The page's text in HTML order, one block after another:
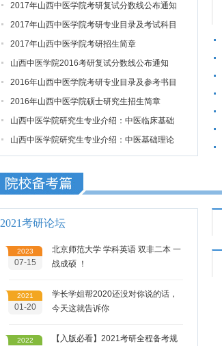
2017年山西中医学院考研复试分数线公布通知
2017年山西中医学院考研专业目录及考试科目
2017年山西中医学院考研招生简章
山西中医学院2016考研复试分数线公布通知
2016年山西中医学院考研专业目录及参考书目
2016年山西中医学院硕士研究生招生简章
山西中医学院研究生专业介绍：中医临床基础
山西中医学院研究生专业介绍：中医基础理论
2021考研论坛
2023
07-15
北京师范大学 学科英语 双非二本 一
战成硕 ！
2021
01-20
学长学姐帮2020还没对你说的话，
今天这就告诉你
2022
【入版必看】2021考研全程备考规